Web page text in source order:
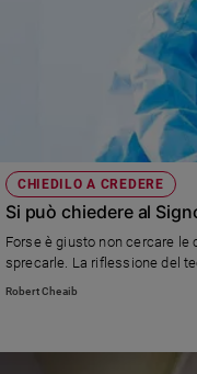
CHIEDILO A CREDERE
Si può chiedere al
Forse è giusto non cercare
sprecarle. La riflessione del
Robert Cheaib